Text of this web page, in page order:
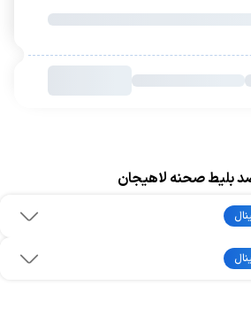
بلیط صحنه لاهیجان